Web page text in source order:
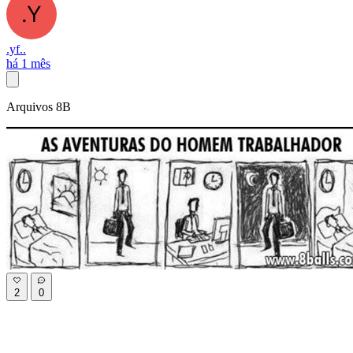
.yf..
há 1 mês
Arquivos 8B
2 0